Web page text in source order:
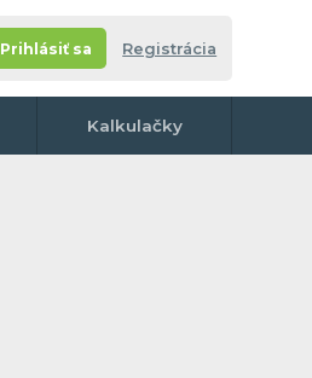
Prihlásiť sa Registrácia
Kalkulačky